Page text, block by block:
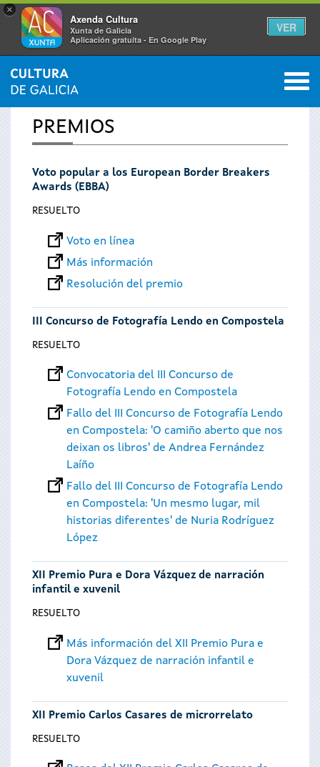
×
Axenda Cultura
Xunta de Galicia
Aplicación gratuíta - En Google Play
VER
Se
encuentra
usted
aquí
INICIO 0
PREMIOS
Voto popular a los European Border Breakers
Awards (EBBA)
RESUELTO
Voto en línea
Más información
Resolución del premio
III Concurso de Fotografía Lendo en Compostela
RESUELTO
Convocatoria del III Concurso de
Fotografía Lendo en Compostela
Fallo del III Concurso de Fotografía Lendo
en Compostela: 'O camiño aberto que nos
deixan os libros' de Andrea Fernández
Laíño
Fallo del III Concurso de Fotografía Lendo
en Compostela: 'Un mesmo lugar, mil
historias diferentes' de Nuria Rodríguez
López
XII Premio Pura e Dora Vázquez de narración
infantil e xuvenil
RESUELTO
Más información del XII Premio Pura e
Dora Vázquez de narración infantil e
xuvenil
XII Premio Carlos Casares de microrrelato
RESUELTO